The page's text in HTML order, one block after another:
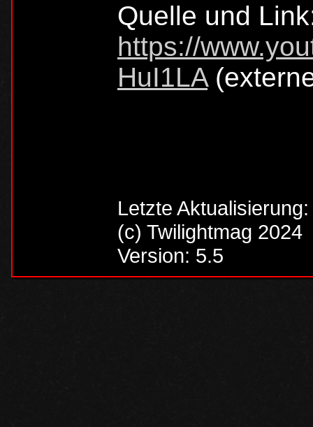
Quelle und
https://
HuI1LA
Letzte
(c) Twilightmag 2024
Version: 5.5